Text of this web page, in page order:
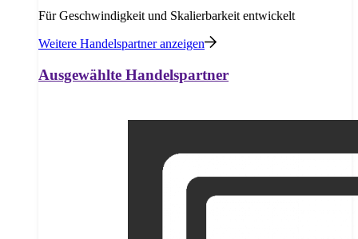
Für Geschwindigkeit und Skalierbarkeit entwickelt
Weitere Handelspartner anzeigen
Ausgewählte Handelspartner